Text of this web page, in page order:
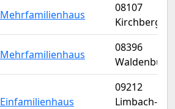
Mehrfamilienhaus
08107
Kirchberg
Mehrfamilienhaus
08396
Waldenburg
Einfamilienhaus
09212
Limbach-